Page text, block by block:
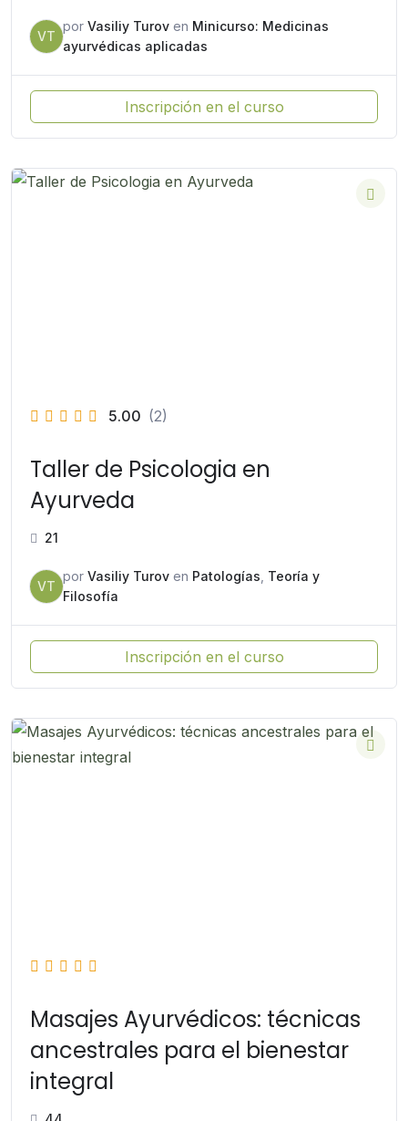
VT
por Vasiliy Turov en Minicurso: Medicinas
ayurvédicas aplicadas
Inscripción en el curso
5.00 (2)
Taller de Psicologia en
Ayurveda
21
VT
por Vasiliy Turov en Patologías Teoría y
Filosofía
Inscripción en el curso
Masajes Ayurvédicos: técnicas
ancestrales para el bienestar
integral